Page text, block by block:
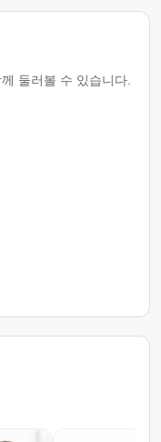
둘러볼 수 있습니다.